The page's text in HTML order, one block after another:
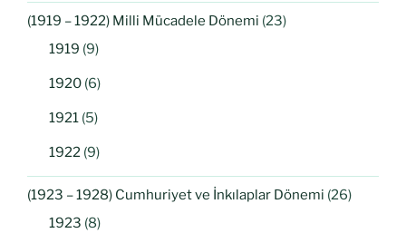
(1919 – 1922) Milli Mücadele Dönemi (23)
1919 (9)
1920 (6)
1921 (5)
1922 (9)
(1923 – 1928) Cumhuriyet ve İnkılaplar Dönemi (26)
1923 (8)